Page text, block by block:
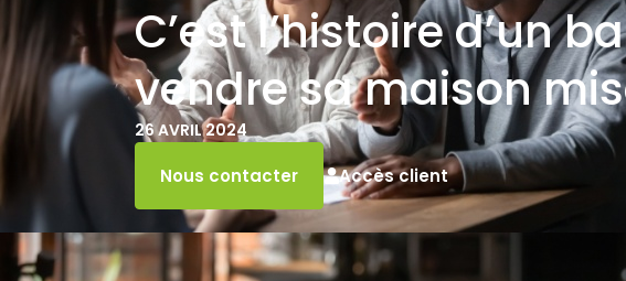
C’est l’histoire d’un
vendre sa maison
26 AVRIL 2024
Nous contacter Accès client